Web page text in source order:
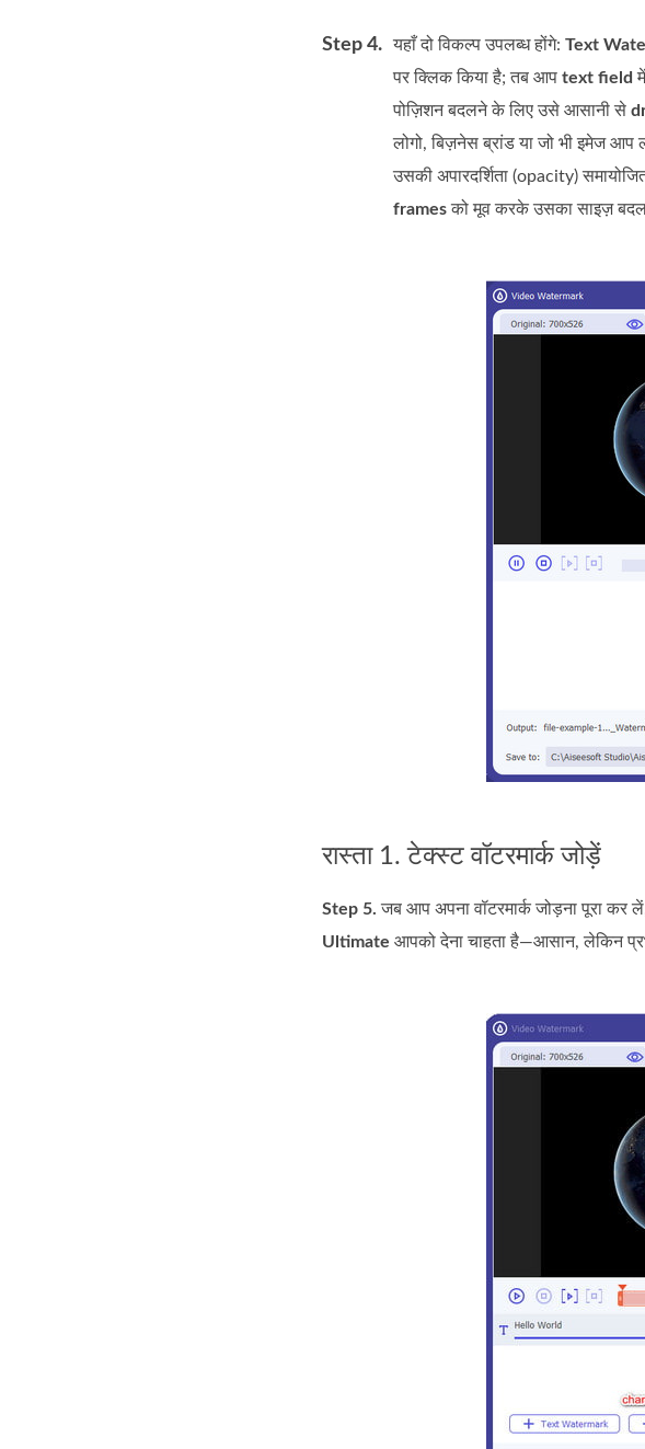
Step 4. यहाँ दो विकल्प उपलब्ध होंगे: Text
पर क्लिक किया है; तब आप text field
पोज़िशन बदलने के लिए उसे आसानी से
लोगो, बिज़नेस ब्रांड या जो भी इमेज
उसकी अपारदर्शिता (opacity)
framesको मूव करके उसका साइज़
रास्ता 1. टेक्स्ट वॉटरमार्क जोड़ें
Step 5. जब आप अपना वॉटरमार्क जोड़ना पूरा कर
Ultimate आपको देना चाहता है—आसान, लेकिन